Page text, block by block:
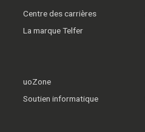
Centre des carrières
La marque Telfer
uoZone
Soutien informatique